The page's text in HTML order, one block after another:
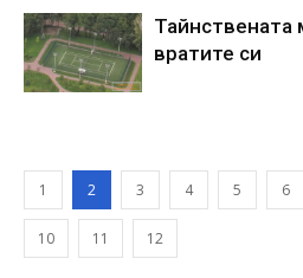
вратите си
1 2 3 4 5 6
10 11 12